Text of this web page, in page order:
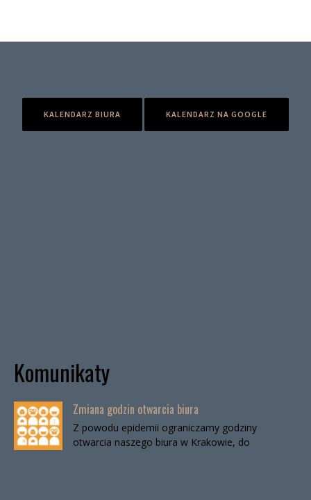
KALENDARZ BIURA KALENDARZ NA GOOGLE
Komunikaty
Zmiana godzin otwarcia biura
Z powodu epidemii ograniczamy godziny
otwarcia naszego biura w Krakowie, do